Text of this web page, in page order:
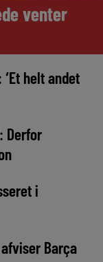
venter
helt andet
Derfor
i
Barça